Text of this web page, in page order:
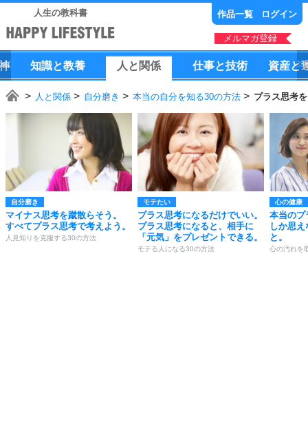
人生の教科書 作品一覧 ログイン
メルマガ登録
知識と教養 人 と 関係 仕事と技術 資産と
人と関係 自分磨き 本当の自分を知る30の方法 プラス思考
自分磨き
マイナス思考を蹴散らそう。
すべてプラス思考で考えよう。
人見知りを克服する30の方法
モテたい
プラス思考になるだけでいい。
プラス思考になると、相手に
「元気」をプレゼントできる。
モテる人になる30の方法
心の健康
本当のプ
しか思
と。
心の汚れを